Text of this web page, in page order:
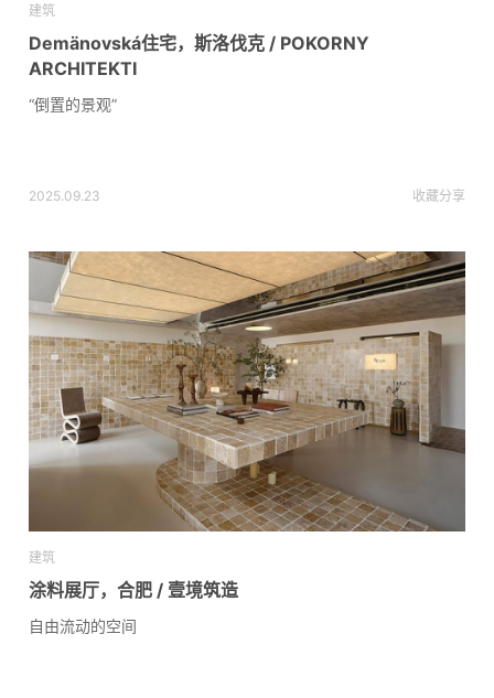
建筑
Demänovská住宅，斯洛伐克 / POKORNY
ARCHITEKTI
“倒置的景观”
2025.09.23 收藏分享
建筑
涂料展厅，合肥 / 壹境筑造
自由流动的空间